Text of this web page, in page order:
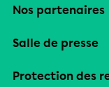
Nos partenaires
Salle de presse
Protection des